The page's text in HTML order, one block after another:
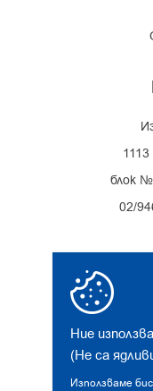
Ние
(Не са
Използваме
блок
02/